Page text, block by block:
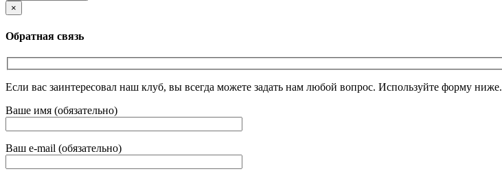
×
Обратная связь
Если вас заинтересовал наш клуб, вы всегда можете задать нам любой вопрос. Используйте форму ниже.
Ваше имя (обязательно)
Ваш e-mail (обязательно)